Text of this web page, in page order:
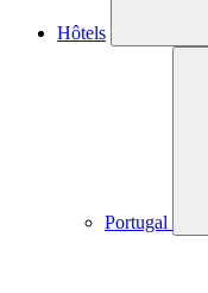
Hôtels
Portugal